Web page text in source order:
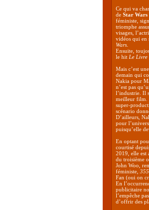
Ce qui va
de Star Wars
féministe,
triomphe
visages,
vidéos qui en
Wars
Ensuite,
le hit Le
Mais c’est
demain qui
Nakia pour
n’est pas
l’industrie. Il
meilleur film.
super-
scénario
D’ailleurs,
pour
puisqu’elle
En optant
courtisé
2019, elle est
du troisième
John Woo,
féministe, 355
Fan (oui on
En
publicitaire
l’empêche
d’offrir des